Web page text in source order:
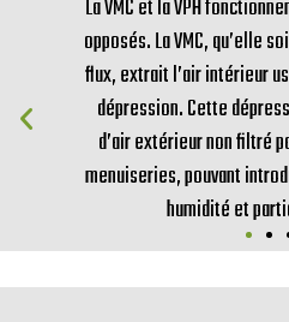
La VMC et la VPH
opposés. La VMC, qu’elle
flux, extrait l’air intérieur
dépression. Cette
d’air extérieur non filtré
menuiseries, pouvant
humidité et